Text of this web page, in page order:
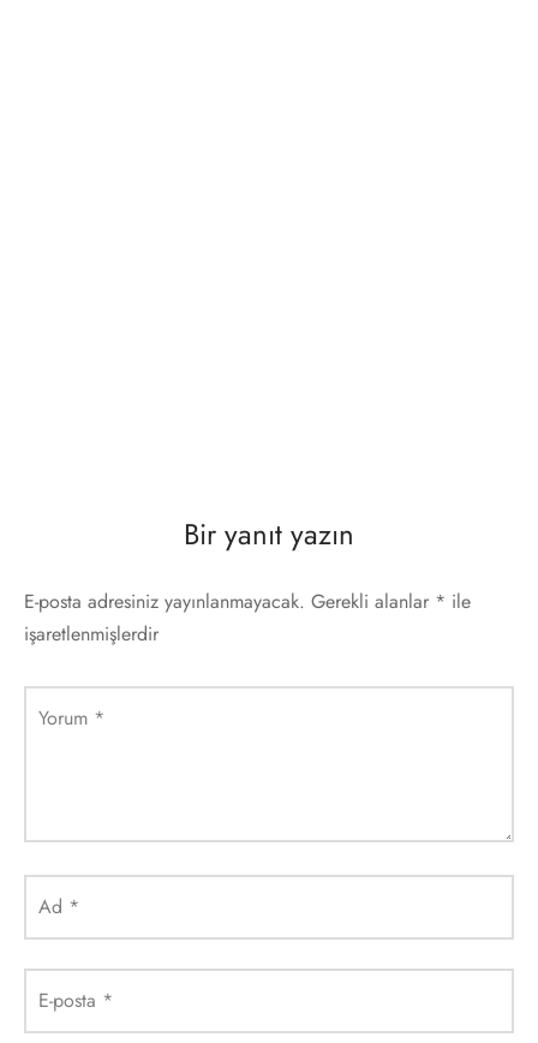
Bir yanıt yazın
E-posta adresiniz yayınlanmayacak. Gerekli alanlar * ile
işaretlenmişlerdir
Yorum *
Ad *
E-posta *